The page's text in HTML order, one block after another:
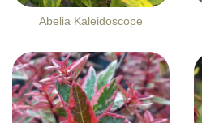
Abelia Kaleidoscope